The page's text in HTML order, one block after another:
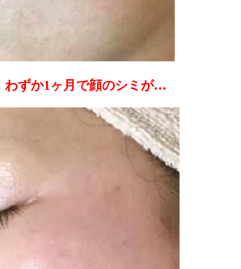
わずか1ヶ月で顔のシミが…